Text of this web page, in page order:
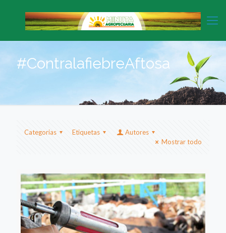
#ContralafiebreAftosa
Categorias Etiquetas
Autores
Mostrar todo